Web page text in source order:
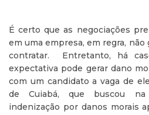
É certo que as negociações
em uma empresa, em regra, não
contratar. Entretanto, há
expectativa pode gerar dano
com um candidato a vaga de
de Cuiabá, que buscou
indenização por danos morais